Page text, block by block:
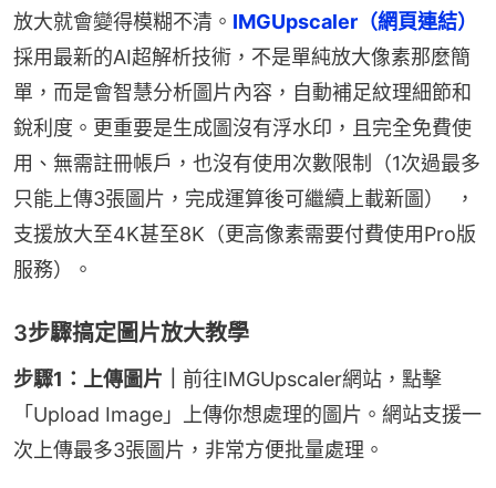
放大就會變得模糊不清。 IMGUpscaler（網頁連結）
採用最新的AI超解析技術，不是單純放大像素那麼簡
單，而是會智慧分析圖片內容，自動補足紋理細節和
銳利度。更重要是生成圖沒有浮水印，且完全免費使
用、無需註冊帳戶，也沒有使用次數限制（1次過最多
只能上傳3張圖片，完成運算後可繼續上載新圖）  ，
支援放大至4K甚至8K（更高像素需要付費使用Pro版
服務）。
3步驟搞定圖片放大教學
步驟1：上傳圖片｜ 前往IMGUpscaler網站，點擊
「Upload Image」上傳你想處理的圖片。網站支援一
次上傳最多3張圖片，非常方便批量處理。